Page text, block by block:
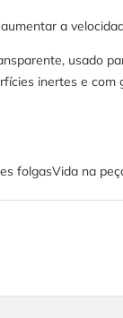
a
usado
inertes e
folgasVida na